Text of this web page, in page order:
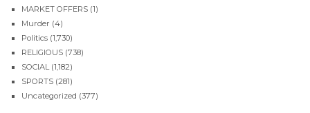
MARKET OFFERS (1)
Murder (4)
Politics (1,730)
RELIGIOUS (738)
SOCIAL (1,182)
SPORTS (281)
Uncategorized (377)